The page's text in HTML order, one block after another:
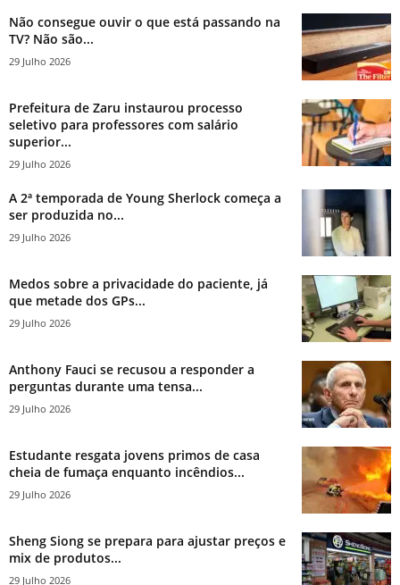
Não consegue ouvir o que está passando na
TV? Não são...
29 Julho 2026
Prefeitura de Zaru instaurou processo
seletivo para professores com salário
superior...
29 Julho 2026
A 2ª temporada de Young Sherlock começa a
ser produzida no...
29 Julho 2026
Medos sobre a privacidade do paciente, já
que metade dos GPs...
29 Julho 2026
Anthony Fauci se recusou a responder a
perguntas durante uma tensa...
29 Julho 2026
Estudante resgata jovens primos de casa
cheia de fumaça enquanto incêndios...
29 Julho 2026
Sheng Siong se prepara para ajustar preços e
mix de produtos...
29 Julho 2026